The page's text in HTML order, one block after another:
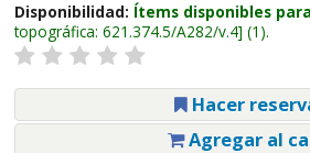
Disponibilidad: Ítems disponibles
topográfica: 621.374.5/A282/v.4 (1).
Hacer
Agregar al